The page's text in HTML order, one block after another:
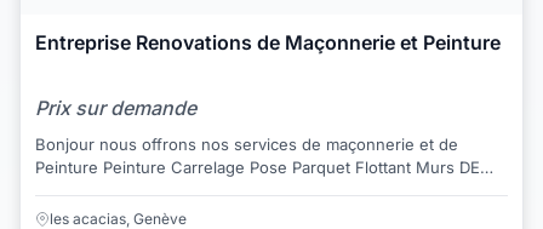
Entreprise Renovations de Maçonnerie et Peinture
Prix sur demande
Bonjour nous offrons nos services de maçonnerie et de
Peinture Peinture Carrelage Pose Parquet Flottant Murs DE
les acacias, Genève